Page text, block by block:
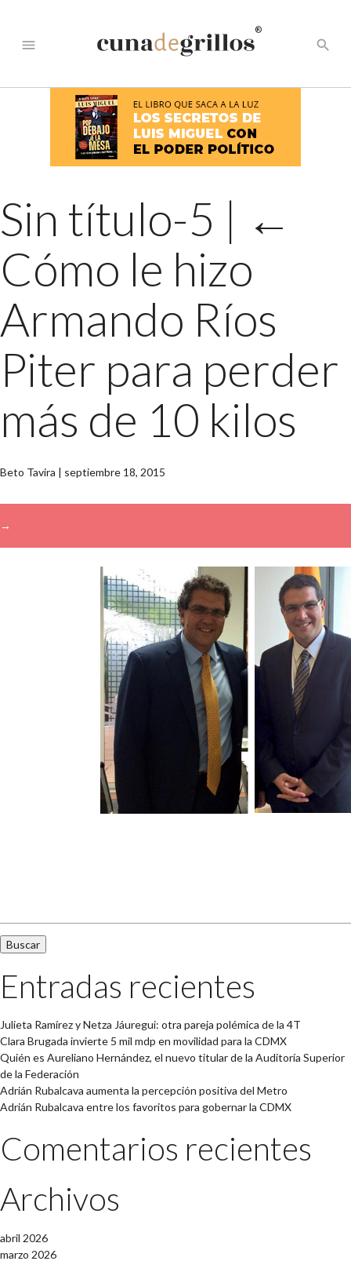
menu
®
search
Sin título-5 | ←
Cómo le hizo
Armando Ríos
Piter para perder
más de 10 kilos
Beto Tavira | septiembre 18, 2015
→
Entradas recientes
Julieta Ramírez y Netza Jáuregui: otra pareja polémica de la 4T
Clara Brugada invierte 5 mil mdp en movilidad para la CDMX
Quién es Aureliano Hernández, el nuevo titular de la Auditoría Superior
de la Federación
Adrián Rubalcava aumenta la percepción positiva del Metro
Adrián Rubalcava entre los favoritos para gobernar la CDMX
Comentarios recientes
Archivos
abril 2026
marzo 2026